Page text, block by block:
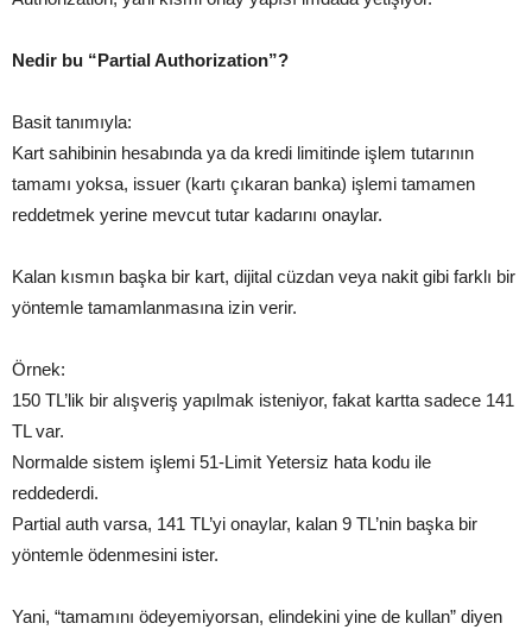
Nedir bu “Partial Authorization”?
Basit tanımıyla:
Kart sahibinin hesabında ya da kredi limitinde işlem tutarının
tamamı yoksa, issuer (kartı çıkaran banka) işlemi tamamen
reddetmek yerine mevcut tutar kadarını onaylar.
Kalan kısmın başka bir kart, dijital cüzdan veya nakit gibi farklı bir
yöntemle tamamlanmasına izin verir.
Örnek:
150 TL’lik bir alışveriş yapılmak isteniyor, fakat kartta sadece 141
TL var.
Normalde sistem işlemi 51-Limit Yetersiz hata kodu ile
reddederdi.
Partial auth varsa, 141 TL’yi onaylar, kalan 9 TL’nin başka bir
yöntemle ödenmesini ister.
Yani, “tamamını ödeyemiyorsan, elindekini yine de kullan” diyen